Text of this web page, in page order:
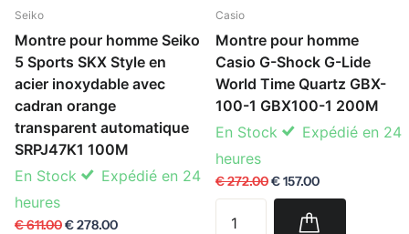
Seiko
Montre pour homme Seiko
5 Sports SKX Style en
acier inoxydable avec
cadran orange
transparent automatique
SRPJ47K1 100M
En Stock
Expédié en 24
heures
€ 611.00€ 278.00
Casio
Montre pour homme
Casio G-Shock G-Lide
World Time Quartz GBX-
100-1 GBX100-1 200M
En Stock
Expédié en 24
heures
€ 272.00€ 157.00